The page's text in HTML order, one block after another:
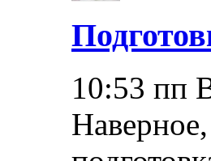
10:53 пп